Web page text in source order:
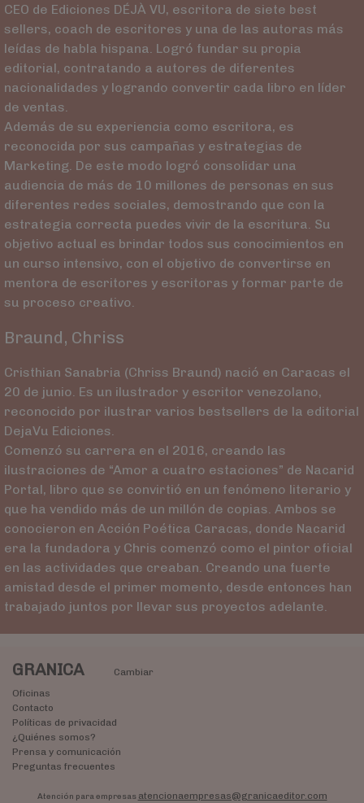
CEO de Ediciones DÉJÀ VU, escritora de siete best
sellers, coach de escritores y una de las autoras más
leídas de habla hispana. Logró fundar su propia
editorial, contratando a autores de diferentes
nacionalidades y logrando convertir cada libro en líder
de ventas.
Además de su experiencia como escritora, es
reconocida por sus campañas y estrategias de
Marketing. De este modo logró consolidar una
audiencia de más de 10 millones de personas en sus
diferentes redes sociales, demostrando que con la
estrategia correcta puedes vivir de la escritura. Su
objetivo actual es brindar todos sus conocimientos en
un curso intensivo, con el objetivo de convertirse en
mentora de escritores y escritoras y formar parte de
su proceso creativo.
Braund, Chriss
Cristhian Sanabria (Chriss Braund) nació en Caracas el
20 de junio. Es un ilustrador y escritor venezolano,
reconocido por ilustrar varios bestsellers de la editorial
DejaVu Ediciones.
Comenzó su carrera en el 2016, creando las
ilustraciones de “Amor a cuatro estaciones” de Nacarid
Portal, libro que se convirtió en un fenómeno literario y
que ha vendido más de un millón de copias. Ambos se
conocieron en Acción Poética Caracas, donde Nacarid
era la fundadora y Chris comenzó como el pintor oficial
en las actividades que creaban. Creando una fuerte
amistad desde el primer momento, desde entonces han
trabajado juntos por llevar sus proyectos adelante.
GRANICA
Cambiar
Oficinas
Contacto
Políticas de privacidad
¿Quiénes somos?
Prensa y comunicación
Preguntas frecuentes
Atención para empresas atencionaempresas@granicaeditor.com